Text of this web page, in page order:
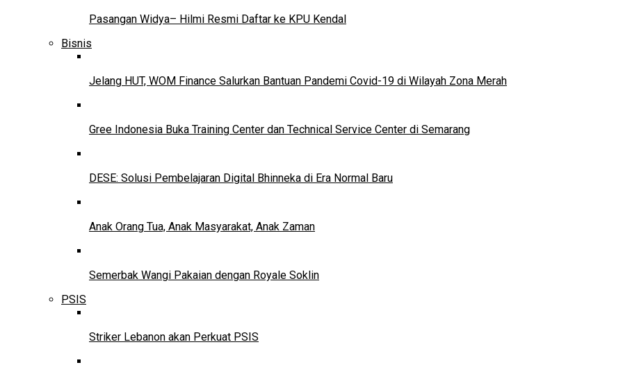
Pasangan Widya– Hilmi Resmi Daftar ke KPU Kendal
Bisnis
Jelang HUT, WOM Finance Salurkan Bantuan Pandemi Covid-19 di Wilayah Zona Merah
Gree Indonesia Buka Training Center dan Technical Service Center di Semarang
DESE: Solusi Pembelajaran Digital Bhinneka di Era Normal Baru
Anak Orang Tua, Anak Masyarakat, Anak Zaman
Semerbak Wangi Pakaian dengan Royale Soklin
PSIS
Striker Lebanon akan Perkuat PSIS